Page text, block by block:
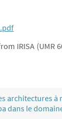
IRISA (UMR
architectures à
dans le